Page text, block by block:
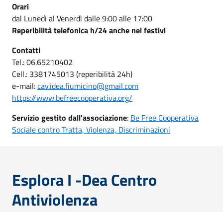
Orari
dal Lunedì al Venerdì dalle 9:00 alle 17:00
Reperibilità telefonica h/24 anche nei festivi
Contatti
Tel.: 06.65210402
Cell.: 3381745013 (reperibilità 24h)
e-mail:cav.idea.fiumicino@gmail.com
https://www.befreecooperativa.org/
Servizio gestito dall'associazione: Be Free Cooperativa
Sociale contro Tratta, Violenza, Discriminazioni
Esplora I -Dea Centro
Antiviolenza